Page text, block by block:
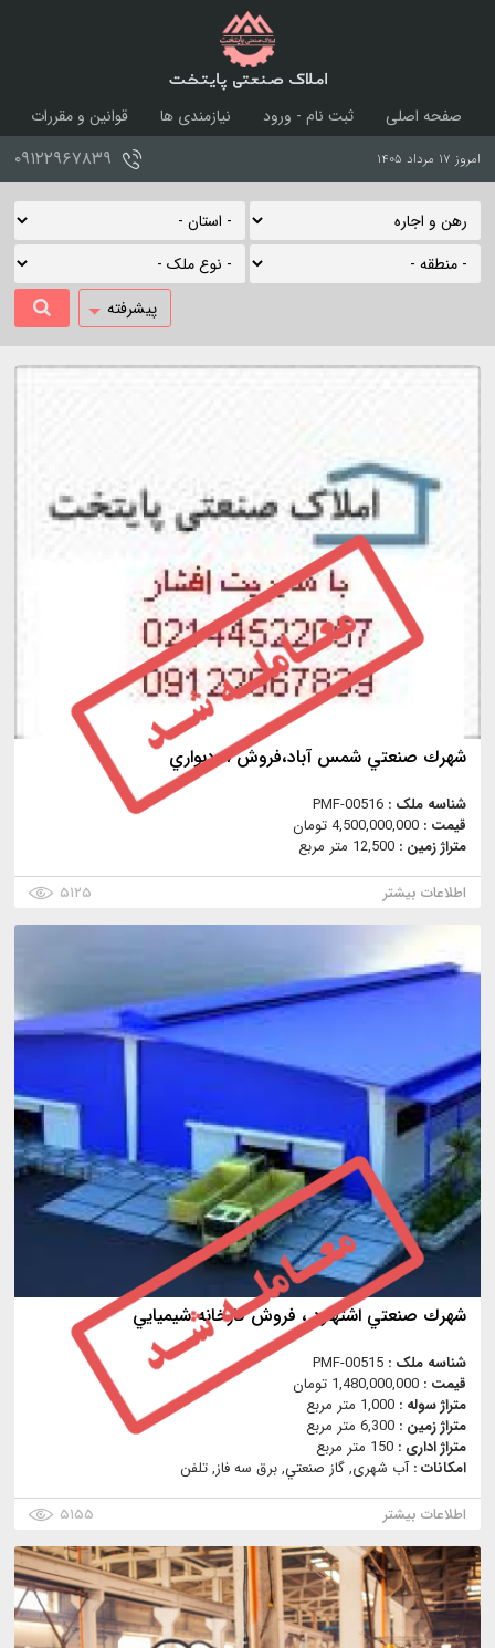
املاک صنعتی پایتخت
صفحه اصلی ثبت نام - ورود نیازمندی ها
قوانین و مقررات
امروز ۱۷ مرداد ۱۴۰۵ ۰۹۱۲۲۹۶۷۸۳۹
پیشرفته
شهرك صنعتي شمس آباد،فروش 4 ديواري
شناسه ملک : PMF-00516
قیمت : 4,500,000,000 تومان
متراژ زمین : 12,500 متر مربع
اطلاعات بیشتر
۵۱۲۵
شهرك صنعتي اشتهارد ، فروش كارخانه شيميايي
شناسه ملک : PMF-00515
قیمت : 1,480,000,000 تومان
متراژ سوله : 1,000 متر مربع
متراژ زمین : 6,300 متر مربع
متراژ اداری : 150 متر مربع
امکانات :آب شهری, گاز صنعتي, برق سه فاز, تلفن
اطلاعات بیشتر
۵۱۵۵